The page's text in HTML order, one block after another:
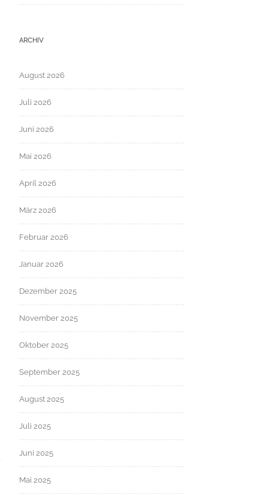
ARCHIV
August 2026
Juli 2026
Juni 2026
Mai 2026
April 2026
März 2026
Februar 2026
Januar 2026
Dezember 2025
November 2025
Oktober 2025
September 2025
August 2025
Juli 2025
Juni 2025
Mai 2025